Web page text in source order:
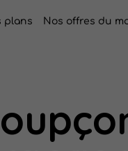
plans
Nos offres du